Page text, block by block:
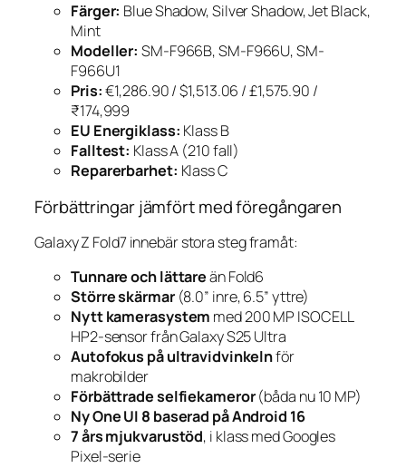
Färger: Blue Shadow, Silver Shadow, Jet Black,
Mint
Modeller: SM-F966B, SM-F966U, SM-
F966U1
Pris:€1,286.90 / $1,513.06 / £1,575.90 /
₹174,999
EU Energiklass: Klass B
Falltest: Klass A (210 fall)
Reparerbarhet: Klass C
Förbättringar jämfört med föregångaren
Galaxy Z Fold7 innebär stora steg framåt:
Tunnare och lättareän Fold6
Större skärmar(8.0” inre, 6.5” yttre)
Nytt kamerasystem med 200 MP ISOCELL
HP2-sensor från Galaxy S25 Ultra
Autofokus på ultravidvinkelnför
makrobilder
Förbättrade selfiekameror(båda nu 10 MP)
Ny One UI 8 baserad på Android 16
7 års mjukvarustöd, i klass med Googles
Pixel-serie